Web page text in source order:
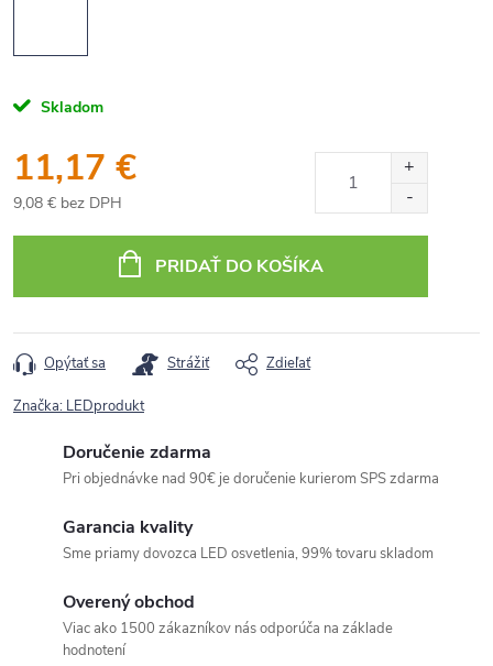
Skladom
11,17 €
9,08 € bez DPH
cena:
PRIDAŤ DO KOŠÍKA
Opýtať sa Strážiť Zdieľať
Značka: LEDprodukt
Doručenie zdarma
Pri objednávke nad 90€ je doručenie kurierom SPS zdarma
Garancia kvality
Sme priamy dovozca LED osvetlenia, 99% tovaru skladom
Overený obchod
Viac ako 1500 zákazníkov nás odporúča na základe
hodnotení